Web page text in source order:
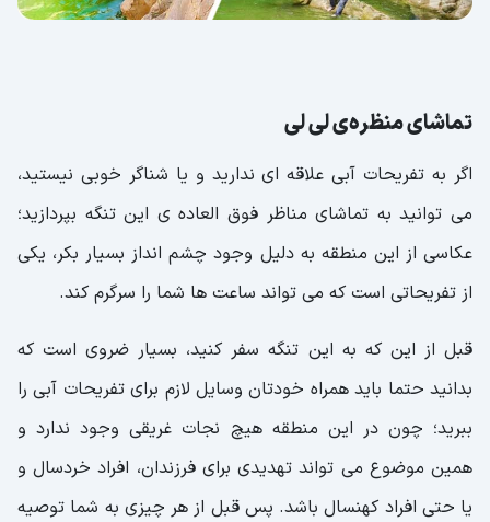
تماشای منظره‌ی لی لی
اگر به تفریحات آبی علاقه ای ندارید و یا شناگر خوبی نیستید،
می توانید به تماشای مناظر فوق العاده ی این تنگه بپردازید؛
عکاسی از این منطقه به دلیل وجود چشم انداز بسیار بکر، یکی
از تفریحاتی است که می تواند ساعت ها شما را سرگرم کند.
قبل از این که به این تنگه سفر کنید، بسیار ضروی است که
بدانید حتما باید همراه خودتان وسایل لازم برای تفریحات آبی را
ببرید؛ چون در این منطقه هیچ نجات غریقی وجود ندارد و
همین موضوع می تواند تهدیدی برای فرزندان، افراد خردسال و
یا حتی افراد کهنسال باشد. پس قبل از هر چیزی به شما توصیه